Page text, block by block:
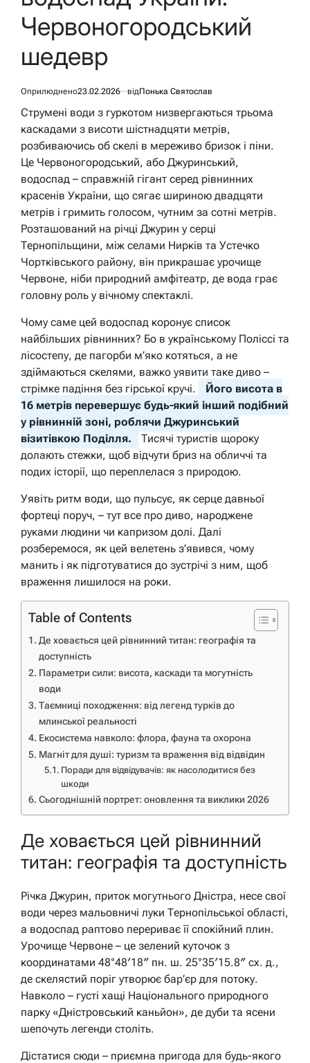
Червоногородський
шедевр
Оприлюднено23.02.2026 відПонька Святослав
Струмені води з гуркотом низвергаються трьома
каскадами з висоти шістнадцяти метрів,
розбиваючись об скелі в мереживо бризок і піни.
Це Червоногородський, або Джуринський,
водоспад – справжній гігант серед рівнинних
красенів України, що сягає шириною двадцяти
метрів і гримить голосом, чутним за сотні метрів.
Розташований на річці Джурин у серці
Тернопільщини, між селами Нирків та Устечко
Чортківського району, він прикрашає урочище
Червоне, ніби природний амфітеатр, де вода грає
головну роль у вічному спектаклі.
Чому саме цей водоспад коронує список
найбільших рівнинних? Бо в українському Поліссі та
лісостепу, де пагорби м’яко котяться, а не
здіймаються скелями, важко уявити таке диво –
стрімке падіння без гірської кручі.
Його висота в
16 метрів перевершує будь-який інший подібний
у рівнинній зоні, роблячи Джуринський
візитівкою Поділля.
Тисячі туристів щороку
долають стежки, щоб відчути бриз на обличчі та
подих історії, що переплелася з природою.
Уявіть ритм води, що пульсує, як серце давньої
фортеці поруч, – тут все про диво, народжене
руками людини чи капризом долі. Далі
розберемося, як цей велетень з’явився, чому
манить і як підготуватися до зустрічі з ним, щоб
враження лишилося на роки.
Table of Contents
Де ховається цей рівнинний титан: географія та
доступність
Параметри сили: висота, каскади та могутність
води
Таємниці походження: від легенд турків до
млинської реальності
Екосистема навколо: флора, фауна та охорона
Магніт для душі: туризм та враження від відвідин
Поради для відвідувачів: як насолодитися без
шкоди
Сьогоднішній портрет: оновлення та виклики 2026
Де ховається цей рівнинний
титан: географія та доступність
Річка Джурин, приток могутнього Дністра, несе свої
води через мальовничі луки Тернопільської області,
а водоспад раптово перериває її спокійний плин.
Урочище Червоне – це зелений куточок з
координатами 48°48′18″ пн. ш. 25°35′15.8″ сх. д.,
де скелястий поріг утворює бар’єр для потоку.
Навколо – густі хащі Національного природного
парку «Дністровський каньйон», де дуби та ясени
шепочуть легенди століть.
Дістатися сюди – приємна пригода для будь-якого